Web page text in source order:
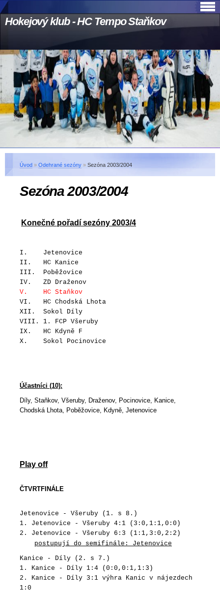
Hokejový klub - HC Tempo Staňkov
Úvod » Odehrané sezóny » Sezóna 2003/2004
Sezóna 2003/2004
Konečné pořadí sezóny 2003/4
I. Jetenovice
II. HC Kanice
III. Poběžovice
IV. ZD Draženov
V. HC Staňkov
VI. HC Chodská Lhota
XII. Sokol Díly
VIII. 1. FCP Všeruby
IX. HC Kdyně F
X. Sokol Pocinovice
Účastníci (10):
Díly, Staňkov, Všeruby, Draženov, Pocinovice, Kanice,
Chodská Lhota, Poběžovice, Kdyně, Jetenovice
Play off
ČTVRTFINÁLE
Jetenovice - Všeruby (1. s 8.)
1. Jetenovice - Všeruby 4:1 (3:0,1:1,0:0)
2. Jetenovice - Všeruby 6:3 (1:1,3:0,2:2)
postupují do semifinále: Jetenovice
Kanice - Díly (2. s 7.)
1. Kanice - Díly 1:4 (0:0,0:1,1:3)
2. Kanice - Díly 3:1 výhra Kanic v nájezdech
1:0